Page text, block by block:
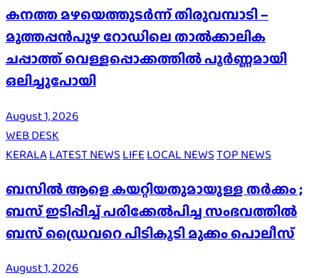
കനത്ത മഴയെത്തുടർന്ന് തിരുവമ്പാടി –
മുത്തപ്പൻപുഴ റോഡിലെ താൽക്കാലിക
ചപ്പാത്ത് വെള്ളപ്പൊക്കത്തിൽ പൂർണ്ണമായി
ഒലിച്ചുപോയി
August 1, 2026
WEB DESK
KERALALATEST NEWS LIFE LOCAL NEWSTOP NEWS
ബസിൽ ആളെ കയറ്റിയതുമായുള്ള തർക്കം ;
ബസ് ഇടിപ്പിച്ച് പരിക്കേൽപിച്ച സംഭവത്തിൽ
ബസ് ഡ്രൈവറെ പിടികൂടി മുക്കം പൊലീസ്
August 1, 2026